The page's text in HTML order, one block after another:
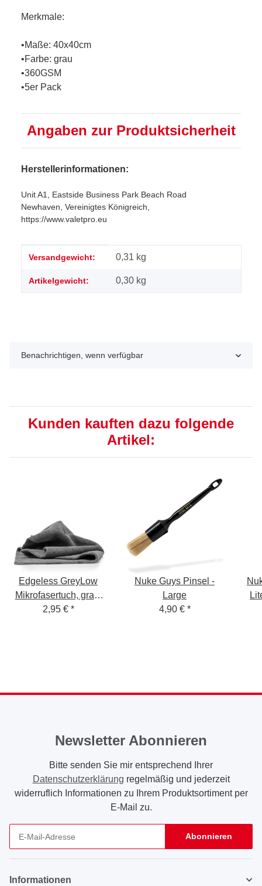
Merkmale:
•Maße: 40x40cm
•Farbe: grau
•360GSM
•5er Pack
Angaben zur Produktsicherheit
Herstellerinformationen:
Unit A1, Eastside Business Park Beach Road
Newhaven, Vereinigtes Königreich,
https://www.valetpro.eu
Produkteigenschaft
Wert
Versandgewicht: 0,31 kg
Artikelgewicht: 0,30 kg
Benachrichtigen, wenn verfügbar
Kunden kauften dazu folgende
Artikel:
Edgeless GreyLow
Mikrofasertuch, grau,
40x40cm, 380 GSM,
2,95 € *
Nuke Guys Pinsel -
Large
4,90 € *
Newsletter Abonnieren
Bitte senden Sie mir entsprechend Ihrer
Datenschutzerklärung regelmäßig und jederzeit
widerruflich Informationen zu Ihrem Produktsortiment per
E-Mail zu.
Abonnieren
Informationen